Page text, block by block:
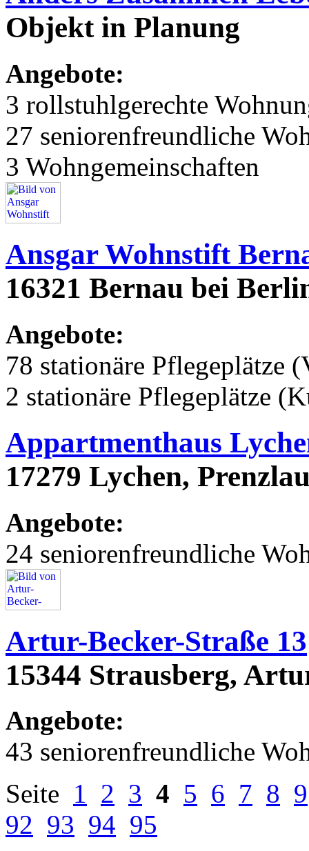
Objekt in Planung
Angebote:
3 rollstuhlgerechte
27 seniorenfreundliche
3 Wohngemeinschaften
Ansgar Wohnstift
16321 Bernau bei
Angebote:
78 stationäre Pflegeplätze
2 stationäre Pflegeplätze
Appartmenthaus
17279 Lychen,
Angebote:
24 seniorenfreundliche
Artur-Becker-Straße 13
15344 Strausberg,
Angebote:
43 seniorenfreundliche
Seite 1 2 3 4 5 6 7 8 9
92 93 94 95